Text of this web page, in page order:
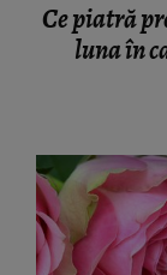
Ce piatră
luna în